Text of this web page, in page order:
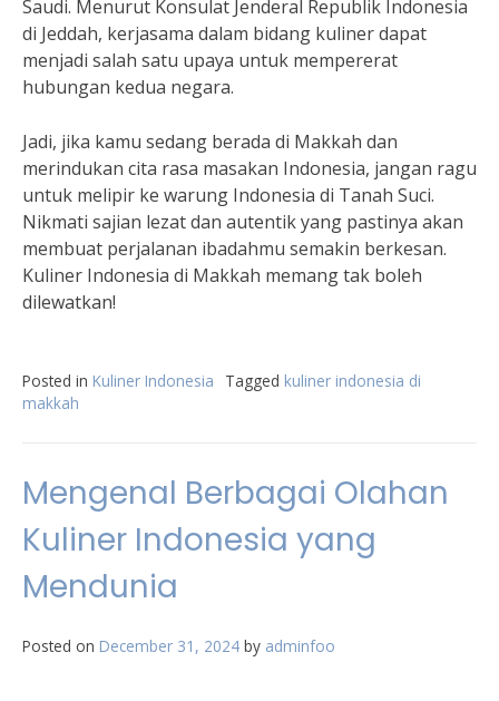
Saudi. Menurut Konsulat Jenderal Republik Indonesia
di Jeddah, kerjasama dalam bidang kuliner dapat
menjadi salah satu upaya untuk mempererat
hubungan kedua negara.
Jadi, jika kamu sedang berada di Makkah dan
merindukan cita rasa masakan Indonesia, jangan ragu
untuk melipir ke warung Indonesia di Tanah Suci.
Nikmati sajian lezat dan autentik yang pastinya akan
membuat perjalanan ibadahmu semakin berkesan.
Kuliner Indonesia di Makkah memang tak boleh
dilewatkan!
Posted in Kuliner Indonesia Tagged kuliner indonesia di
makkah
Mengenal Berbagai Olahan
Kuliner Indonesia yang
Mendunia
Posted on December 31, 2024 by adminfoo